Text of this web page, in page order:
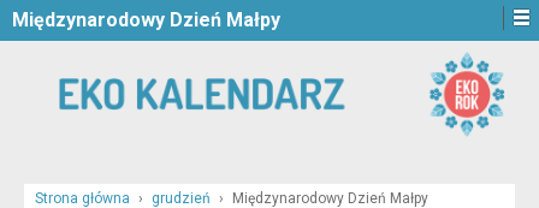
Międzynarodowy Dzień Małpy
Strona główna › grudzień › Międzynarodowy Dzień Małpy